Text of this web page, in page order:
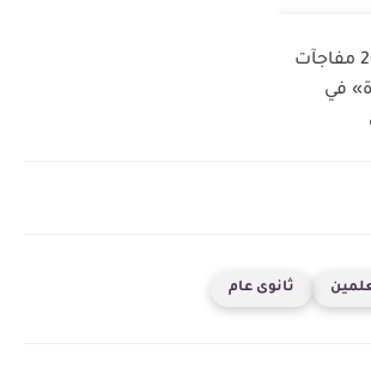
زيادة المرتبات 2026 مفاجآت
في
ثانوى عام